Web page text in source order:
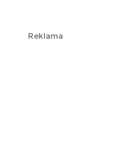
Reklama